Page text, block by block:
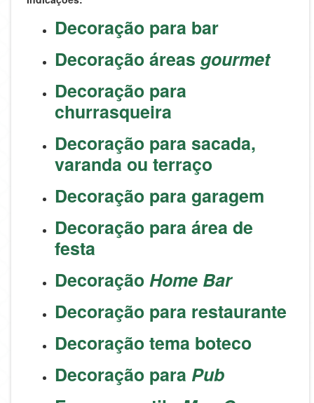
Decoração para bar
Decoração áreas gourmet
Decoração para
churrasqueira
Decoração para sacada,
varanda ou terraço
Decoração para garagem
Decoração para área de
festa
DecoraçãoHome Bar
Decoração para restaurante
Decoração tema boteco
Decoração para Pub